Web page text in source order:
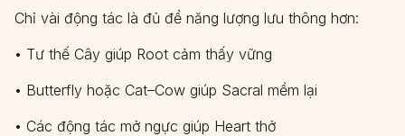
Chỉ vài động tác là đủ để năng lượng lưu thông hơn:
• Tư thế Cây giúp Root cảm thấy vững
• Butterfly hoặc Cat–Cow giúp Sacral mềm lại
• Các động tác mở ngực giúp Heart thở